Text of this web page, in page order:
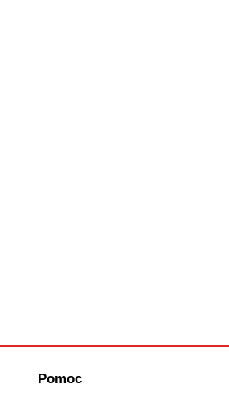
Pomoc